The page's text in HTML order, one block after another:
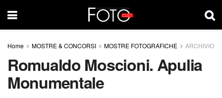
Home MOSTRE & CONCORSI MOSTRE FOTOGRAFICHE ARCHIVIO
Romualdo Moscioni. Apulia
Monumentale